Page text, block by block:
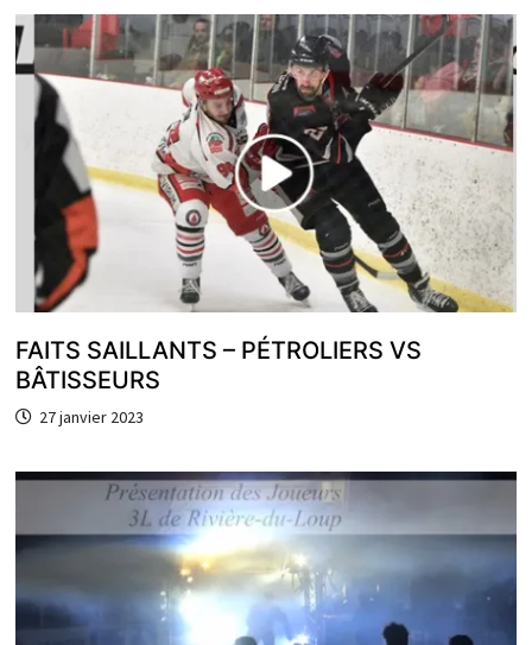
FAITS SAILLANTS – PÉTROLIERS VS
BÂTISSEURS
27 janvier 2023